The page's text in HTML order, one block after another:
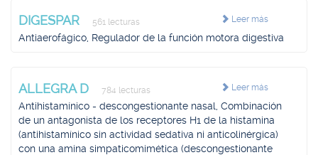
Leer más
DIGESPAR 561 lecturas
Antiaerofágico, Regulador de la función motora digestiva
Leer más
ALLEGRA D 784 lecturas
Antihistamínico - descongestionante nasal, Combinación
de un antagonista de los receptores H1 de la histamina
(antihistamínico sin actividad sedativa ni anticolinérgica)
con una amina simpaticomimética (descongestionante